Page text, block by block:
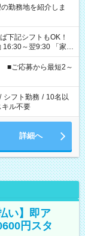
勤務地を紹介しま
～翌9:30 「家族
の準備がしたい」
望を教えてください
40時間を超える場
■ご応募から最短2～
/ シフト勤務 / 10名以
キル不要
詳細へ
い】即ア
円スタ